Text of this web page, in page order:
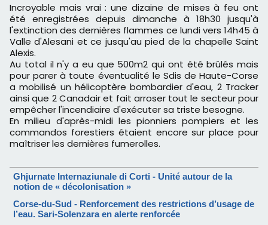
Incroyable mais vrai : une dizaine de mises à feu ont
été enregistrées depuis dimanche à 18h30 jusqu'à
l'extinction des dernières flammes ce lundi vers 14h45 à
Valle d'Alesani et ce jusqu'au pied de la chapelle Saint
Alexis.
Au total il n'y a eu que 500m2 qui ont été brûlés mais
pour parer à toute éventualité le Sdis de Haute-Corse
a mobilisé un hélicoptère bombardier d'eau, 2 Tracker
ainsi que 2 Canadair et fait arroser tout le secteur pour
empêcher l'incendiaire d'exécuter sa triste besogne.
En milieu d'après-midi les pionniers pompiers et les
commandos forestiers étaient encore sur place pour
maîtriser les dernières fumerolles.
Ghjurnate Internaziunale di Corti - Unité autour de la
notion de « décolonisation »
Corse-du-Sud - Renforcement des restrictions d’usage de
l’eau. Sari-Solenzara en alerte renforcée